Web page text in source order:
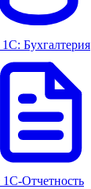
Бухгалтерия
1С‑Отчетность